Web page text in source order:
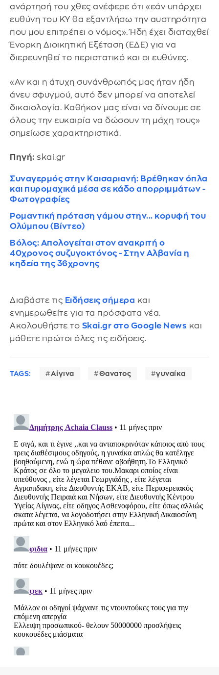
ανάρτησή του χθες ανέφερε ότι «εάν υπάρχει
ευθύνη του ΚΥ θα εξαντλήσω την αυστηρότητα
που μου επιτρέπει ο νόμος». Ήδη έχει διαταχθεί
Ένορκη Διοικητική Εξέταση (ΕΔΕ) για να
διερευνηθεί το περιστατικό και οι ευθύνες.
«Αν και η άτυχη συνάνθρωπός μας ήταν ήδη
άνευ σφυγμού, αυτό δεν μπορεί να αποτελεί
δικαιολογία. Καθήκον μας είναι να δίνουμε σε
όλους την ευκαιρία να δώσουν τη μάχη τους»
σημείωσε χαρακτηριστικά.
Πηγή: skai.gr
Συναγερμός στην Καισαριανή: Βρέθηκαν όπλα
και πυρομαχικά μέσα σε κάδο απορριμμάτων -
Φωτογραφίες
Ρομαντική πρόταση γάμου στην... κορυφή του
Ολύμπου (Βίντεο)
Βόλος: Απολογείται στον ανακριτή ο
40χρονος συζυγοκτόνος - Στην Αλβανία η
κηδεία της 36χρονης
Διαβάστε τις Ειδήσεις σήμερα και
ενημερωθείτε για τα πρόσφατα νέα.
Ακολουθήστε το Skai.gr στο Google News και
μάθετε πρώτοι όλες τις ειδήσεις.
TAGS: Αίγινα Θανατος γυναίκα